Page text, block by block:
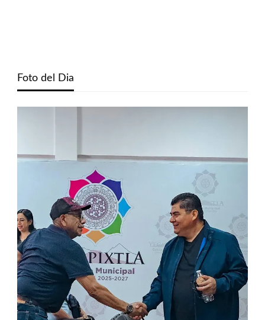
Foto del Dia